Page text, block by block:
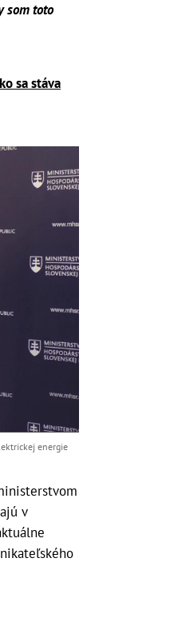
som toto
sa stáva
energie
v